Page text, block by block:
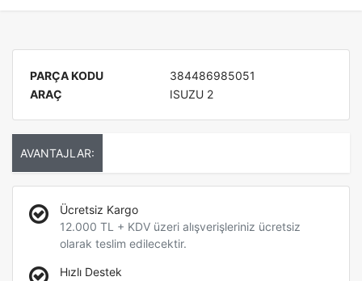
PARÇA KODU
384486985051
ARAÇ
ISUZU 2
AVANTAJLAR:
Ücretsiz Kargo
12.000 TL + KDV üzeri alışverişleriniz ücretsiz
olarak teslim edilecektir.
Hızlı Destek